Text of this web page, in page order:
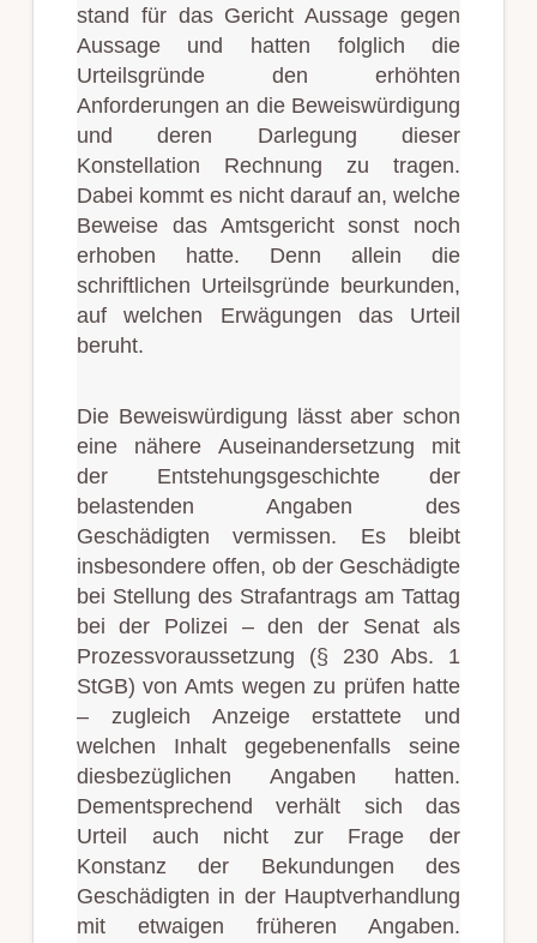
stand für das Gericht Aussage gegen
Aussage und hatten folglich die
Urteilsgründe den erhöhten
Anforderungen an die Beweiswürdigung
und deren Darlegung dieser
Konstellation Rechnung zu tragen.
Dabei kommt es nicht darauf an, welche
Beweise das Amtsgericht sonst noch
erhoben hatte. Denn allein die
schriftlichen Urteilsgründe beurkunden,
auf welchen Erwägungen das Urteil
beruht.
Die Beweiswürdigung lässt aber schon
eine nähere Auseinandersetzung mit
der Entstehungsgeschichte der
belastenden Angaben des
Geschädigten vermissen. Es bleibt
insbesondere offen, ob der Geschädigte
bei Stellung des Strafantrags am Tattag
bei der Polizei – den der Senat als
Prozessvoraussetzung (§ 230 Abs. 1
StGB) von Amts wegen zu prüfen hatte
– zugleich Anzeige erstattete und
welchen Inhalt gegebenenfalls seine
diesbezüglichen Angaben hatten.
Dementsprechend verhält sich das
Urteil auch nicht zur Frage der
Konstanz der Bekundungen des
Geschädigten in der Hauptverhandlung
mit etwaigen früheren Angaben.